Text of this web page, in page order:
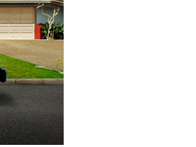
Next